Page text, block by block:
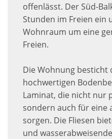
offenlässt. Der Süd-
Stunden im Freien ein
Wohnraum um eine
Freien.
Die Wohnung
hochwertigen
Laminat, die nicht nur
sondern auch für eine
sorgen. Die Fliesen
und